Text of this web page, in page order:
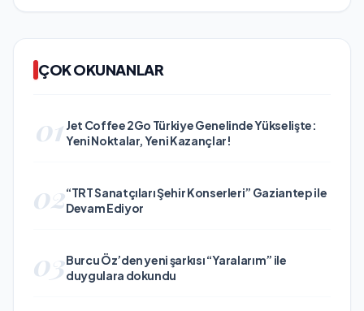
ÇOK OKUNANLAR
01 Jet Coffee 2Go Türkiye Genelinde Yükselişte:
Yeni Noktalar, Yeni Kazançlar!
02“TRT Sanatçıları Şehir Konserleri” Gaziantep ile
Devam Ediyor
03Burcu Öz’den yeni şarkısı “Yaralarım” ile
duygulara dokundu